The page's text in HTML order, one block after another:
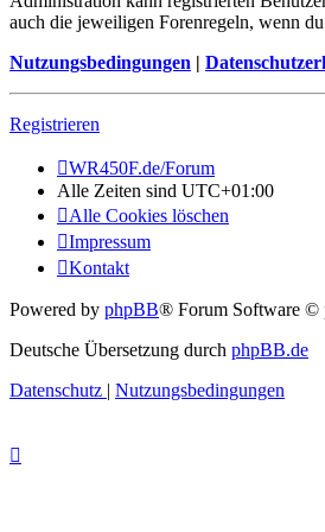
auch die jeweiligen Forenregeln, wenn
Nutzungsbedingungen |
Registrieren
WR450F.de/Forum
Alle Zeiten sind UTC+01:00
Alle Cookies löschen
Impressum
Kontakt
Powered by phpBB® Forum Software ©
Deutsche Übersetzung durch phpBB.de
Datenschutz | Nutzungsbedingungen